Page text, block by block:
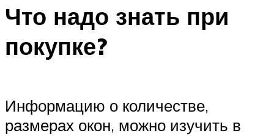
Что надо знать при
покупке?
Информацию о количестве,
размерах окон, можно изучить в